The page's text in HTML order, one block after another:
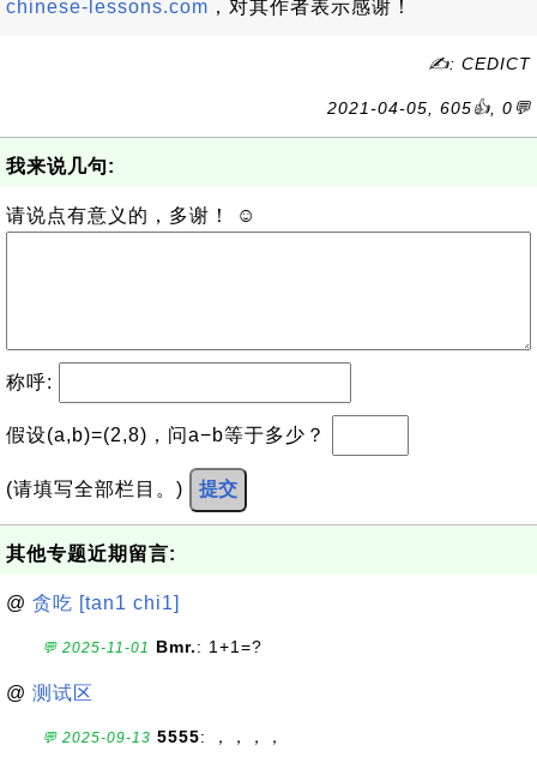
chinese-lessons.com ，对其作者表示感谢！
✍: CEDICT
2021-04-05, 605👍, 0💬
我来说几句:
请说点有意义的，多谢！ ☺
称呼:
假设(a,b)=(2,8)，问a−b等于多少？
(请填写全部栏目。) 提交
其他专题近期留言:
@ 贪吃 [tan1 chi1]
💬 2025-11-01 Bmr.: 1+1=?
@ 测试区
💬 2025-09-13 5555: ，，，，